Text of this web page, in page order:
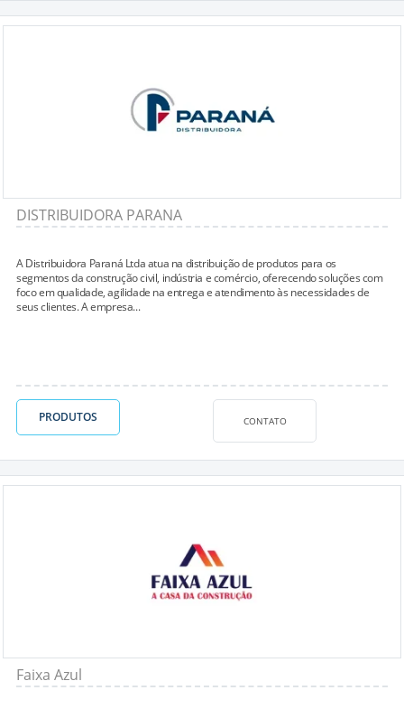
DISTRIBUIDORA PARANA
A Distribuidora Paraná Ltda atua na distribuição de produtos para os
segmentos da construção civil, indústria e comércio, oferecendo soluções com
foco em qualidade, agilidade na entrega e atendimento às necessidades de
seus clientes. A empresa...
PRODUTOS CONTATO
Faixa Azul